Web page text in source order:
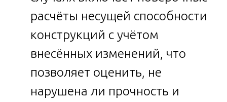
расчёты несущей способности
конструкций с учётом
внесённых изменений, что
позволяет оценить, не
нарушена ли прочность и